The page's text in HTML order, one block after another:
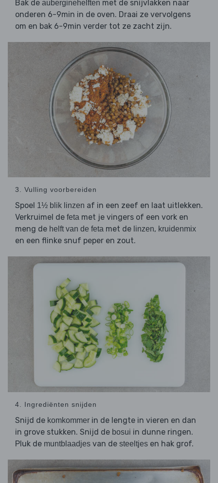
Bak de auberginehelften met de snijvlakken naar
onderen 6-9min in de oven. Draai ze vervolgens
om en bak 6-9min verder tot ze zacht zijn.
3. Vulling voorbereiden
Spoel 1½ blik linzen af in een zeef en laat uitlekken.
Verkruimel de feta met je vingers of een vork en
meng de helft van de feta met de linzen, kruidenmix
en een flinke snuf peper en zout.
4. Ingrediënten snijden
Snijd de komkommer in de lengte in vieren en dan
in grove stukken. Snijd de bosui in dunne ringen.
Pluk de muntblaadjes van de steeltjes en hak grof.